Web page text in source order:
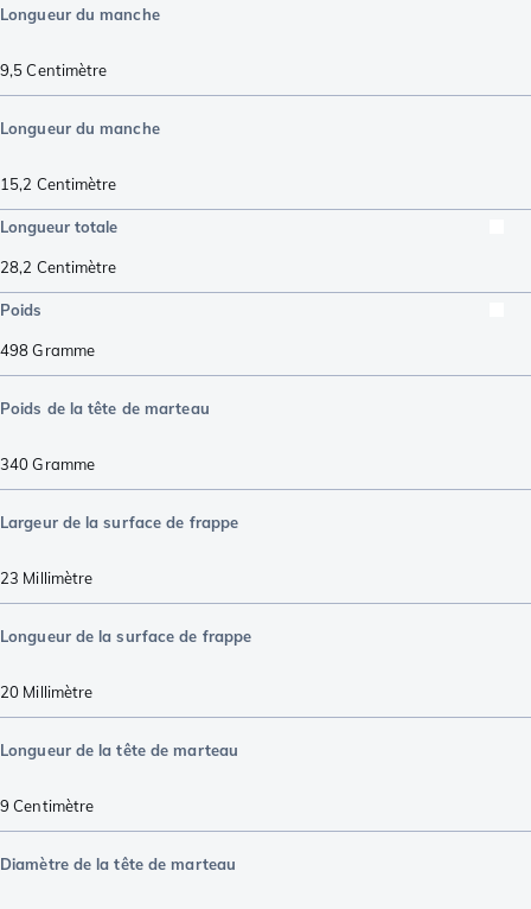
Longueur du manche
9,5Centimètre
Longueur du manche
15,2 Centimètre
Longueur totale
28,2 Centimètre
Poids
498Gramme
Poids de la tête de marteau
340Gramme
Largeur de la surface de frappe
23 Millimètre
Longueur de la surface de frappe
20 Millimètre
Longueur de la tête de marteau
9 Centimètre
Diamètre de la tête de marteau